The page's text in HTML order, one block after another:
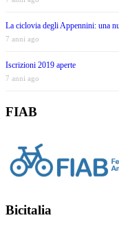
La ciclovia degli Appennini: una
7 anni ago
Iscrizioni 2019 aperte
7 anni ago
FIAB
Bicitalia